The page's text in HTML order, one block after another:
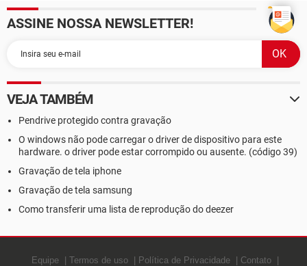
ASSINE NOSSA NEWSLETTER!
VEJA TAMBÉM
Pendrive protegido contra gravação
O windows não pode carregar o driver de dispositivo para este
hardware. o driver pode estar corrompido ou ausente. (código 39)
Gravação de tela iphone
Gravação de tela samsung
Como transferir uma lista de reprodução do deezer
Equipe Termos de uso Política de Privacidade Contato